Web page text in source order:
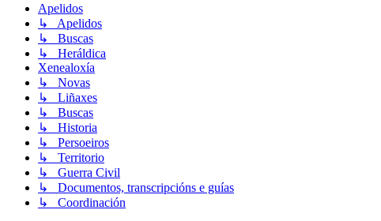
Apelidos
↳ Apelidos
↳ Buscas
↳ Heráldica
Xenealoxía
↳ Novas
↳ Liñaxes
↳ Buscas
↳ Historia
↳ Persoeiros
↳ Territorio
↳ Guerra Civil
↳ Documentos, transcripcións e guías
↳ Coordinación